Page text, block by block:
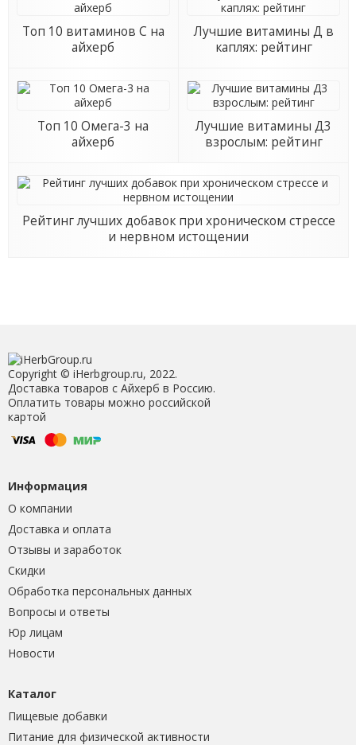
Топ 10 витаминов С на
айхерб
Лучшие витамины Д в
каплях: рейтинг
Топ 10 Омега-3 на
айхерб
Лучшие витамины Д3
взрослым: рейтинг
Рейтинг лучших добавок при хроническом стрессе
и нервном истощении
Copyright © iHerbgroup.ru, 2022.
Доставка товаров с Айхерб в Россию.
Оплатить товары можно российской
картой
Информация
О компании
Доставка и оплата
Отзывы и заработок
Скидки
Обработка персональных данных
Вопросы и ответы
Юр лицам
Новости
Каталог
Пищевые добавки
Питание для физической активности